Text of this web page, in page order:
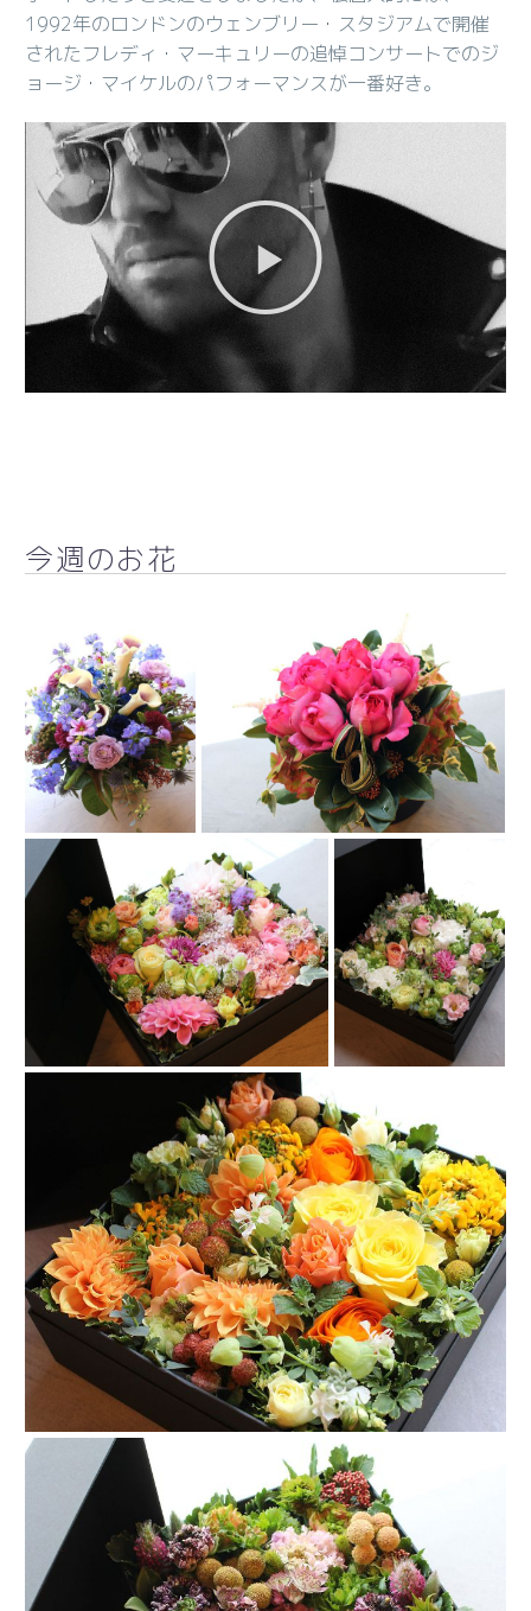
1992年のロンドンのウェンブリー・スタジアムで開催
されたフレディ・マーキュリーの追悼コンサートでのジ
ョージ・マイケルのパフォーマンスが一番好き。
今週のお花